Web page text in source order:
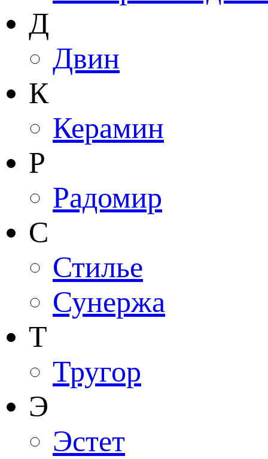
Д
Двин
К
Керамин
Р
Радомир
С
Стилье
Сунержа
Т
Тругор
Э
Эстет